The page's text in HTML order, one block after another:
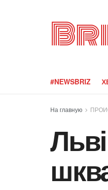
#NEWSBRIZ
На главную